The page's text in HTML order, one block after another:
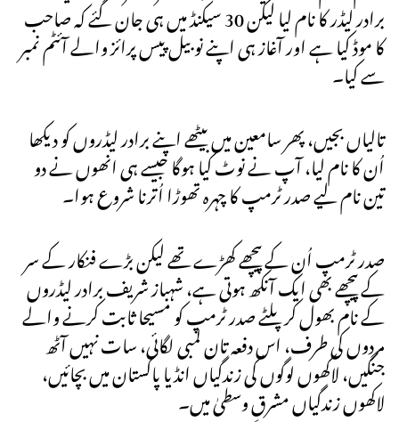
برادر لیڈر کا نام لیا لیکن 30 سیکنڈ میں ہی جان گئے کہ صاحب
کا موڈ کیا ہے اور آغاز ہی اپنے نوبیل پیس پرائز والے آئٹم نمبر
سے کیا۔
تالیاں بجیں، پھر سامعین میں بیٹھے اپنے برادر لیڈروں کو دیکھا
اُن کا نام لیا، آپ نے نوٹ کیا ہوگا جیسے ہی انھوں نے دو
تین نام لیے صدر ٹرمپ کا چہرہ تھوڑا اُترنا شروع ہوا۔
صدر ٹرمپ اُن کے پیچھے کھڑے تھے لیکن بڑے فنکار کے سر
کے پیچھے بھی ایک آنکھ ہوتی ہے، شہباز شریف برادر لیڈروں
کے نام بھول کر پلٹے صدر ٹرمپ کو مسیحا ثابت کرنے والے
مردوں کی طرف، اس دفعہ تان لمبی لگائی، سات نہیں آٹھ
جنگیں، لاکھوں لوگوں کی زندگیاں انڈیا پاکستان میں بچائیں،
لاکھوں زندگیاں مشرقِ وسطیٰ میں۔